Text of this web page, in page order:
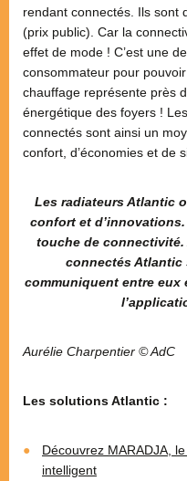
rendant connectés. Ils sont
(prix public). Car la
effet de mode ! C’est une
consommateur pour pouvoir
chauffage représente près
énergétique des foyers !
connectés sont ainsi un
confort, d’économies et de
Les radiateurs Atlantic
confort et
touche de
connectés Atlantic
communiquent entre eux
Aurélie Charpentier © AdC
Les solutions Atlantic :
Découvrez MARADJA,
intelligent